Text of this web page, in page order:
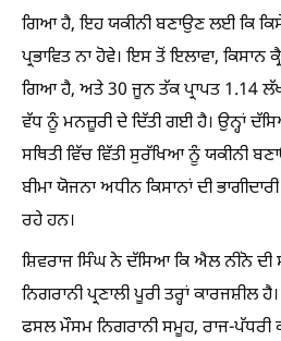
ਗਿਆ ਹੈ, ਇਹ ਯਕੀਨੀ ਬਣਾਉਣ ਲਈ ਕਿ ਕਿਸੇ
ਪ੍ਰਭਾਵਿਤ ਨਾ ਹੋਵੇ। ਇਸ ਤੋਂ ਇਲਾਵਾ, ਕਿਸਾਨ
ਗਿਆ ਹੈ, ਅਤੇ 30 ਜੂਨ ਤੱਕ ਪ੍ਰਾਪਤ 1.14
ਵੱਧ ਨੂੰ ਮਨਜ਼ੂਰੀ ਦੇ ਦਿੱਤੀ ਗਈ ਹੈ। ਉਨ੍ਹਾਂ
ਸਥਿਤੀ ਵਿੱਚ ਵਿੱਤੀ ਸੁਰੱਖਿਆ ਨੂੰ ਯਕੀਨੀ
ਬੀਮਾ ਯੋਜਨਾ ਅਧੀਨ ਕਿਸਾਨਾਂ ਦੀ
ਰਹੇ ਹਨ।
ਸ਼ਿਵਰਾਜ ਸਿੰਘ ਨੇ ਦੱਸਿਆ ਕਿ ਐਲ ਨੀਨੋ
ਨਿਗਰਾਨੀ ਪ੍ਰਣਾਲੀ ਪੂਰੀ ਤਰ੍ਹਾਂ ਕਾਰਜਸ਼ੀਲ
ਫਸਲ ਮੌਸਮ ਨਿਗਰਾਨੀ ਸਮੂਹ, ਰਾਜ-